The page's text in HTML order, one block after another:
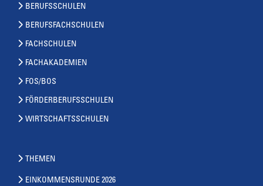
BERUFSSCHULEN
BERUFSFACHSCHULEN
FACHSCHULEN
FACHAKADEMIEN
FOS/BOS
FÖRDERBERUFSSCHULEN
WIRTSCHAFTSSCHULEN
THEMEN
EINKOMMENSRUNDE 2026